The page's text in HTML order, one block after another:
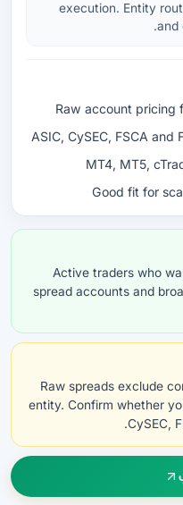
execution. Entity
and
Raw account pricing
ASIC, CySEC, FSCA
MT4, MT5,
Good fit for
Active traders who
spread accounts and
Raw spreads exclude
entity. Confirm whether
CySEC,